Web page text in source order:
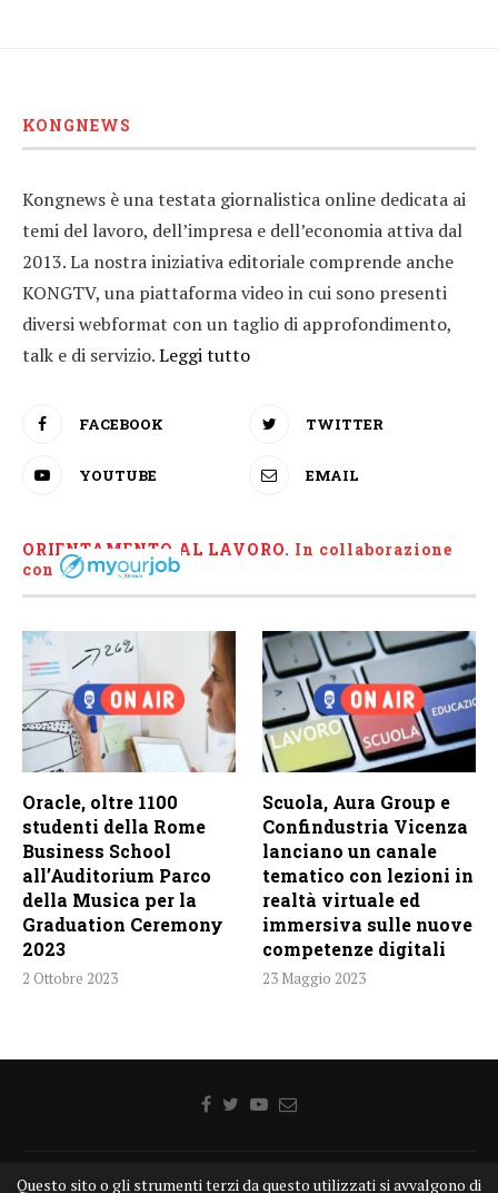
KONGNEWS
Kongnews è una testata giornalistica online dedicata ai
temi del lavoro, dell’impresa e dell’economia attiva dal
2013. La nostra iniziativa editoriale comprende anche
KONGTV, una piattaforma video in cui sono presenti
diversi webformat con un taglio di approfondimento,
talk e di servizio.Leggi tutto
FACEBOOK TWITTER
YOUTUBE EMAIL
ORIENTAMENTO AL LAVORO. In collaborazione
con
Oracle, oltre 1100
studenti della Rome
Business School
all’Auditorium Parco
della Musica per la
Graduation Ceremony
2023
2 Ottobre 2023
Scuola, Aura Group e
Confindustria Vicenza
lanciano un canale
tematico con lezioni in
realtà virtuale ed
immersiva sulle nuove
competenze digitali
23 Maggio 2023
Home Chi siamo Disclaimer Cookie Contatti
Questo sito o gli strumenti terzi da questo utilizzati si avvalgono di